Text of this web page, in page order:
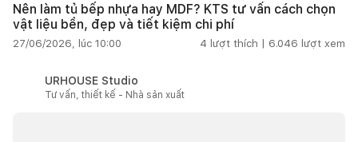
Nên làm tủ bếp nhựa hay MDF? KTS tư vấn cách chọn
vật liệu bền, đẹp và tiết kiệm chi phí
27/06/2026, lúc 10:00 4 lượt thích | 6.046 lượt xem
URHOUSE Studio
Tư vấn, thiết kế - Nhà sản xuất